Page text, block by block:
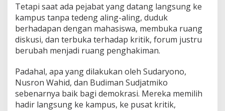
Tetapi saat ada pejabat yang datang langsung ke
kampus tanpa tedeng aling-aling, duduk
berhadapan dengan mahasiswa, membuka ruang
diskusi, dan terbuka terhadap kritik, forum justru
berubah menjadi ruang penghakiman.
Padahal, apa yang dilakukan oleh Sudaryono,
Nusron Wahid, dan Budiman Sudjatmiko
sebenarnya baik bagi demokrasi. Mereka memilih
hadir langsung ke kampus, ke pusat kritik,